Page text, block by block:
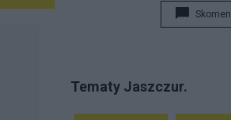
gorszym od czworonogów.
Tematy Jaszczur.